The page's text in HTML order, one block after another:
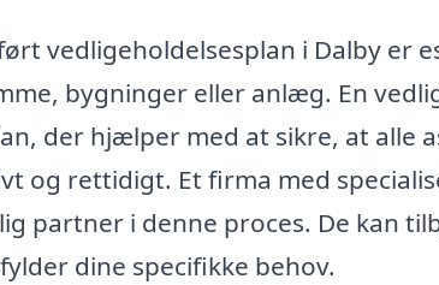
vedligeholdelsesplan i Dalby er
bygninger eller anlæg. En
der hjælper med at sikre, at alle
og rettidigt. Et firma med
partner i denne proces. De kan
dine specifikke behov.